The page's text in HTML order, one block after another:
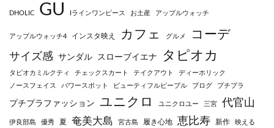
DHOLIC GU Iラインワンピース お土産 アップルウォッチ
アップルウォッチ4 インスタ映え カフェ グルメ コーデ
サイズ感 サンダル スローブイエナ タピオカ
タピオカミルクティ チェックスカート テイクアウト
ディーホリック
ノースフェイス
パワースポット ビューティフルピープル ブログ プチプラ
プチプラファッション ユニクロ ユニクロユー 三宮 代官山
伊良部島 優秀 夏 奄美大島 宮古島 履き心地 恵比寿 新作 映える